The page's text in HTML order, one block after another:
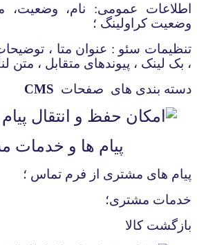
اطلاعات عمومی: نام، وضعیت،
وضعیت کراولینگ ؛
تنظیمات سئو : عنوان متا ،
، بک لینک ، پیوندهای متقابل ، متن
دسته بندی های صفحات CMS
پیام ها و خدمات
پیام های مشتری از فرم تماس ؛
خدمات مشتری؛
بازگشت کالا